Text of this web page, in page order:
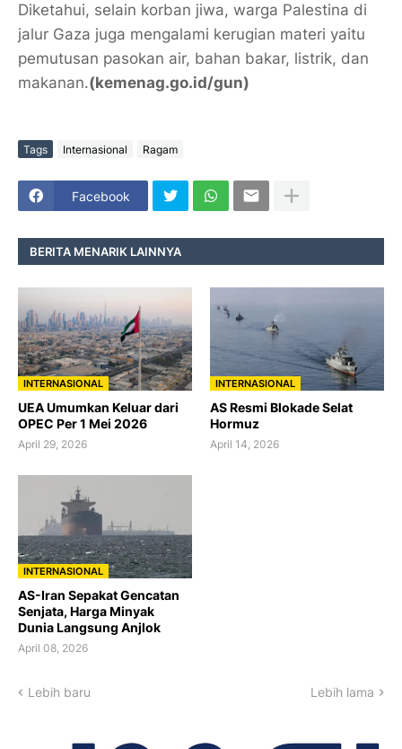
Diketahui, selain korban jiwa, warga Palestina di
jalur Gaza juga mengalami kerugian materi yaitu
pemutusan pasokan air, bahan bakar, listrik, dan
makanan.(kemenag.go.id/gun)
Tags Internasional Ragam
Facebook
BERITA MENARIK LAINNYA
INTERNASIONAL
UEA Umumkan Keluar dari
OPEC Per 1 Mei 2026
April 29, 2026
INTERNASIONAL
AS Resmi Blokade Selat
Hormuz
April 14, 2026
INTERNASIONAL
AS-Iran Sepakat Gencatan
Senjata, Harga Minyak
Dunia Langsung Anjlok
April 08, 2026
Lebih baru Lebih lama